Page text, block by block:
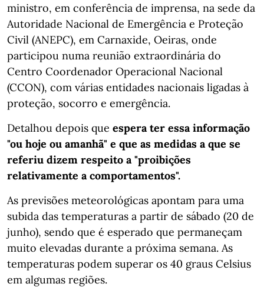
ministro, em conferência de imprensa, na sede da
Autoridade Nacional de Emergência e Proteção
Civil (ANEPC), em Carnaxide, Oeiras, onde
participou numa reunião extraordinária do
Centro Coordenador Operacional Nacional
(CCON), com várias entidades nacionais ligadas à
proteção, socorro e emergência.
Detalhou depois que espera ter essa informação
"ou hoje ou amanhã" e que as medidas a que se
referiu dizem respeito a "proibições
relativamente a comportamentos".
As previsões meteorológicas apontam para uma
subida das temperaturas a partir de sábado (20 de
junho), sendo que é esperado que permaneçam
muito elevadas durante a próxima semana. As
temperaturas podem superar os 40 graus Celsius
em algumas regiões.